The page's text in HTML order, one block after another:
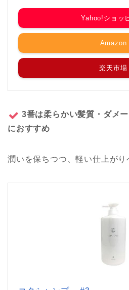
Yahoo!ショッ
Amazon
楽天市場
3番は柔らかい髪質・ダメ
におすすめ
潤いを保ちつつ、軽い仕上がり